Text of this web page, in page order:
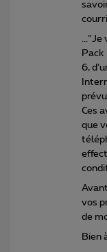
Pack
6,
Ces
que
vos
de
Bien